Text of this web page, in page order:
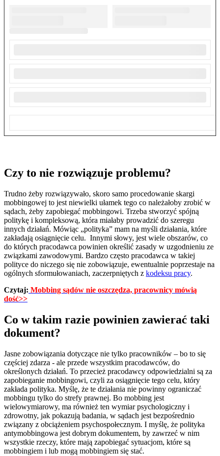
Czy to nie rozwiązuje problemu?
Trudno żeby rozwiązywało, skoro samo procedowanie skargi
mobbingowej to jest niewielki ułamek tego co należałoby zrobić w
sądach, żeby zapobiegać mobbingowi. Trzeba stworzyć spójną
politykę i kompleksową, która miałaby prowadzić do szeregu
innych działań. Mówiąc „polityka” mam na myśli działania, które
zakładają osiągnięcie celu. Innymi słowy, jest wiele obszarów, co
do których pracodawca powinien określić zasady w uzgodnieniu ze
związkami zawodowymi. Bardzo często pracodawca w takiej
polityce do niczego się nie zobowiązuje, ewentualnie poprzestaje na
ogólnych sformułowaniach, zaczerpniętych z kodeksu pracy.
Czytaj: Mobbing sądów nie oszczędza, pracownicy mówią
dość>>
Co w takim razie powinien zawierać taki
dokument?
Jasne zobowiązania dotyczące nie tylko pracowników – bo to się
częściej zdarza - ale przede wszystkim pracodawców, do
określonych działań. To przecież pracodawcy odpowiedzialni są za
zapobieganie mobbingowi, czyli za osiągnięcie tego celu, który
zakłada polityka. Myślę, że te działania nie powinny ograniczać
mobbingu tylko do strefy prawnej. Bo mobbing jest
wielowymiarowy, ma również ten wymiar psychologiczny i
zdrowotny, jak pokazują badania, w sądach jest bezpośrednio
związany z obciążeniem psychospołecznym. I myślę, że polityka
antymobbingowa jest dobrym dokumentem, by zawrzeć w nim
wszystkie rzeczy, które mają zapobiegać sytuacjom, które są
mobbingiem i lub mogą mobbingiem się stać.